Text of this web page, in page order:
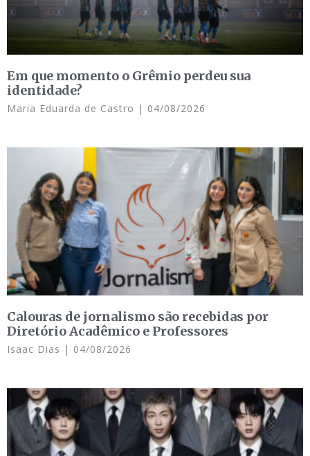
Em que momento o Grêmio perdeu sua
identidade?
Maria Eduarda de Castro 04/08/2026
Calouras de jornalismo são recebidas por
Diretório Acadêmico e Professores
Isaac Dias 04/08/2026